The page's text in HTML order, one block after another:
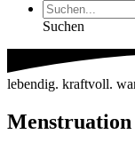
Suchen
lebendig. kraftvoll.
Menstruation